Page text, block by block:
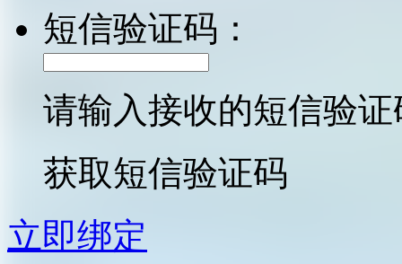
短信验证码：
请输入接收的短信验证
获取短信验证码
立即绑定